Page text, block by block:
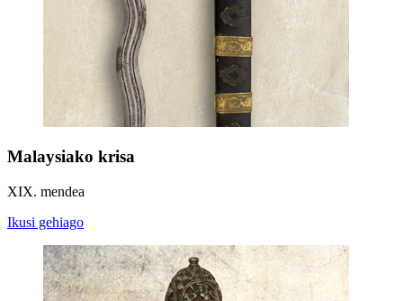
Malaysiako krisa
XIX. mendea
Ikusi gehiago